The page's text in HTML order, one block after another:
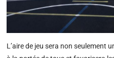
L’aire de jeu sera non seulement